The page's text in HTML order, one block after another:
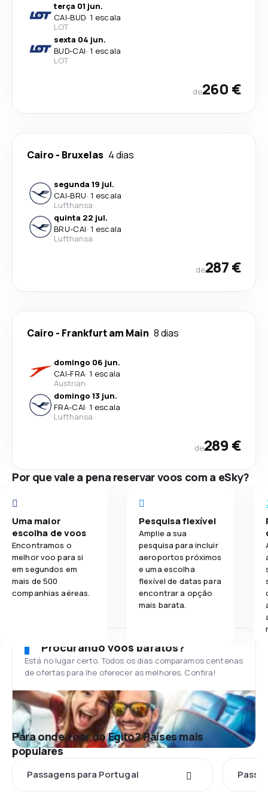
terça 01 jun.
CAI-BUD· 1 escala
LOT
sexta 04 jun.
BUD-CAI· 1 escala
LOT
de260 €
Cairo - Bruxelas 4 dias
segunda 19 jul.
CAI-BRU· 1 escala
Lufthansa
quinta 22 jul.
BRU-CAI· 1 escala
Lufthansa
de287 €
Cairo - Frankfurt am Main 8 dias
domingo 06 jun.
CAI-FRA· 1 escala
Austrian
domingo 13 jun.
FRA-CAI· 1 escala
Lufthansa
de289 €
Por que vale a pena reservar voos com a eSky?
Uma maior
escolha de voos
Encontramos o
melhor voo para si
em segundos em
mais de 500
companhias aéreas.
Pesquisa flexível
Amplie a sua
pesquisa para incluir
aeroportos próximos
e uma escolha
flexível de datas para
encontrar a opção
mais barata.
Procurando voos baratos?
Está no lugar certo. Todos os dias comparamos centenas
de ofertas para lhe oferecer as melhores. Confira!
Para onde voar do Egito? Países mais
populares
Passagens para Portugal